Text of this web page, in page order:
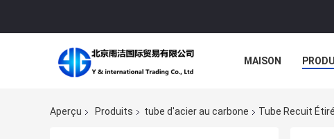
MAISON
Aperçu Produits tube d'acier au carbone Tube Recuit